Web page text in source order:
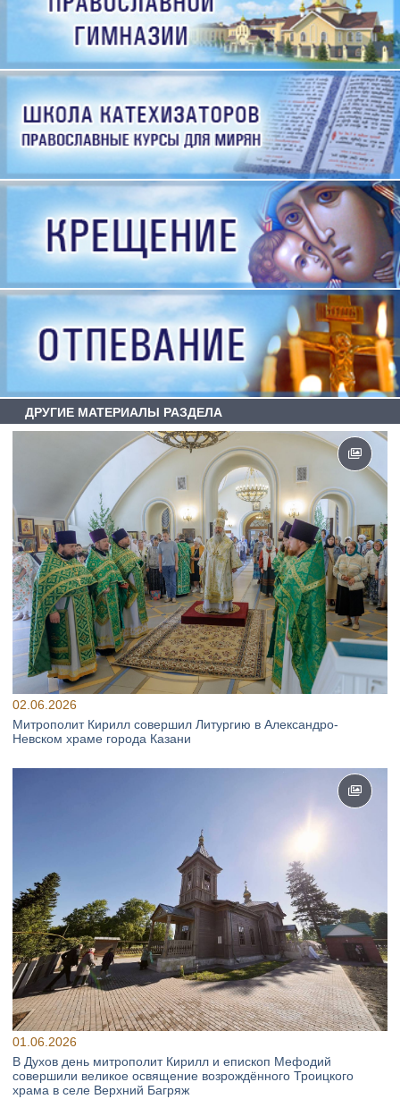
ДРУГИЕ МАТЕРИАЛЫ РАЗДЕЛА
02.06.2026
Митрополит Кирилл совершил Литургию в Александро-
Невском храме города Казани
01.06.2026
В Духов день митрополит Кирилл и епископ Мефодий
совершили великое освящение возрождённого Троицкого
храма в селе Верхний Багряж